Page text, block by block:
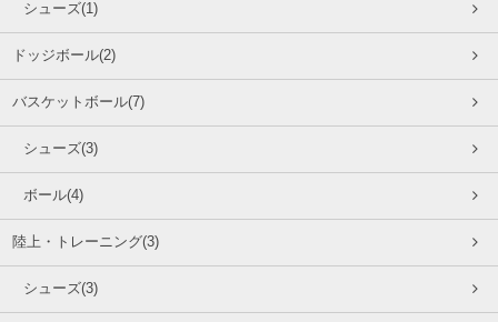
シューズ(1)
ドッジボール(2)
バスケットボール(7)
シューズ(3)
ボール(4)
陸上・トレーニング(3)
シューズ(3)